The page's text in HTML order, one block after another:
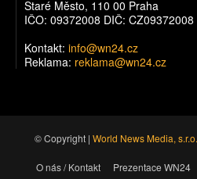
Staré Město, 110 00 Praha
IČO: 09372008 DIČ: CZ09372008
Kontakt: info@wn24.cz
Reklama: reklama@wn24.cz
© Copyright | World News Media, s.r.o.
O nás / Kontakt Prezentace WN24